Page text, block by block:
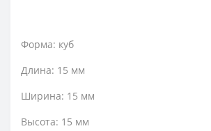
Форма: куб
Длина: 15 мм
Ширина: 15 мм
Высота: 15 мм